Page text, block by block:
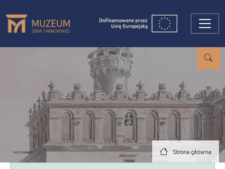
Strona główna